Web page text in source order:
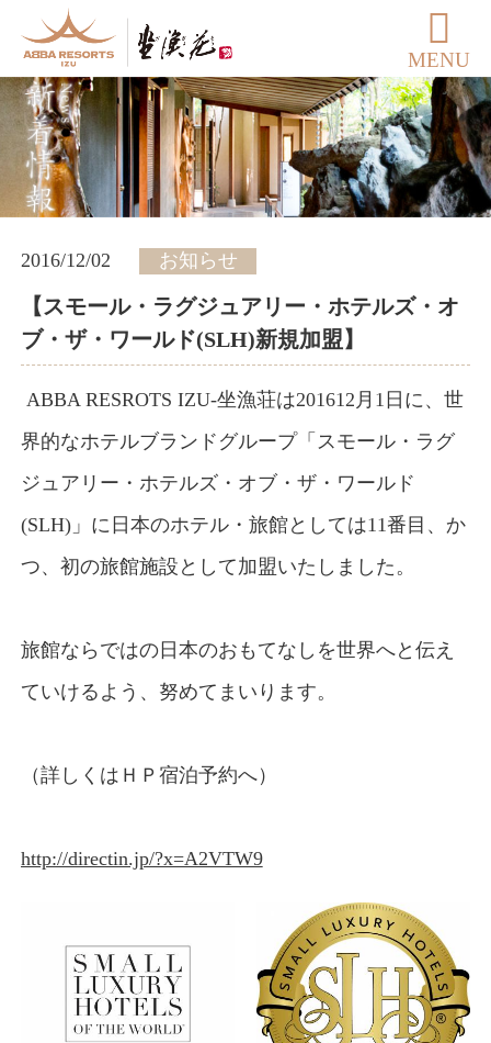
MENU
2016/12/02 お知らせ
【スモール・ラグジュアリー・ホテルズ・オ
ブ・ザ・ワールド(SLH)新規加盟】
ABBA RESROTS IZU-坐漁荘は201612月1日に、世
界的なホテルブランドグループ「スモール・ラグ
ジュアリー・ホテルズ・オブ・ザ・ワールド
(SLH)」に日本のホテル・旅館としては11番目、か
つ、初の旅館施設として加盟いたしました。
旅館ならではの日本のおもてなしを世界へと伝え
ていけるよう、努めてまいります。
（詳しくはＨＰ宿泊予約へ）
http://directin.jp/?x=A2VTW9